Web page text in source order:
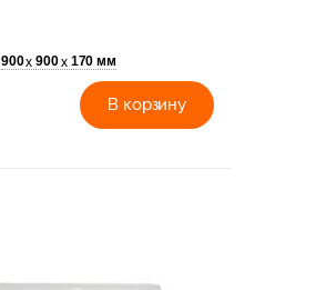
900х 900х 170 мм
В корзину